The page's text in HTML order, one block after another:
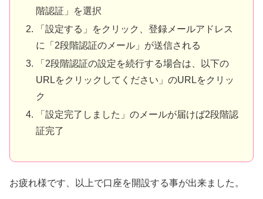
階認証」を選択
「設定する」をクリック、登録メールアドレス
に「2段階認証のメール」が送信される
「2段階認証の設定を続行する場合は、以下の
URLをクリックしてください」のURLをクリッ
ク
「設定完了しました」のメールが届けば2段階認
証完了
お疲れ様です、以上で口座を開設する事が出来ました。